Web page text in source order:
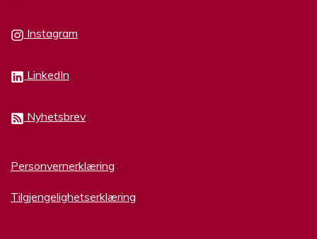
Instagram
LinkedIn
Nyhetsbrev
Personvernerklæring
Tilgjengelighetserklæring